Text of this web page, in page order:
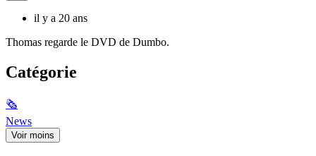
il y a 20 ans
Thomas regarde le DVD de Dumbo.
Catégorie
🗞
News
Voir moins